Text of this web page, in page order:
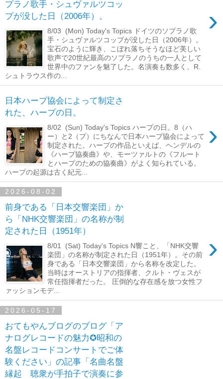
プラノ歌手・シュヴァルツコッ
プが没した日（2006年）。
›
8/03 (Mon) Today's Topics ドイツのソプラノ歌
手・シュヴァルツコップが没した日（2006年）。
宝石のように輝き、こぼれ落ちそうなほど美しい
歌声で20世紀最高のソプラノのうちの一人として
世界中のファンを魅了した。名演奏も数多く、R.
シュトラウス作の...
日本ハープ協会によって制定さ
れた、ハープの日。
›
8/02 (Sun) Today's Topics ハープの日。8（ハ
ー）と2（プ）にちなんで日本ハープ協会によって
制定された。ハープの作品といえば、ヘンデルの
《ハープ協奏曲》や、モーツァルトの《フルート
とハープのための協奏曲》がよく知られている。
ハープの起源は古く紀元...
2026-08-02
前身である「日本交響楽団」か
ら「NHK交響楽団」の名称が制
定された日（1951年）
›
8/01 (Sat) Today's Topics N響こと、「NHK交響
楽団」の名称が制定された日（1951年）。その前
身である「日本交響楽団」から名称を改定した。
当時はオーストリアの指揮者、クルト・ヴェスが
常任指揮者だった。 圧倒的な存在感を放つ女性フ
ァッションモデ...
2026-05-17
おてもやんブログのブログ「ア
ナログレコードの魅力✪昭和の
名盤レコードコンサートでご体
験ください」の記事「名曲名盤
縁起 聴衆が手拍子で演奏に参